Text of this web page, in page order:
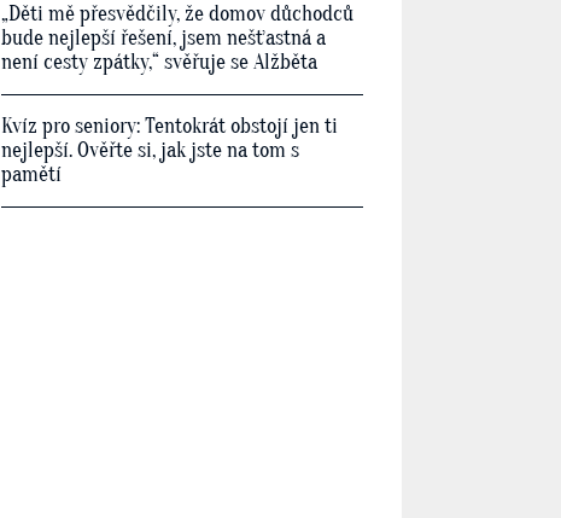
„Děti mě přesvědčily, že domov důchodců
bude nejlepší řešení, jsem nešťastná a
není cesty zpátky,“ svěřuje se Alžběta
Kvíz pro seniory: Tentokrát obstojí jen ti
nejlepší. Ověřte si, jak jste na tom s
pamětí